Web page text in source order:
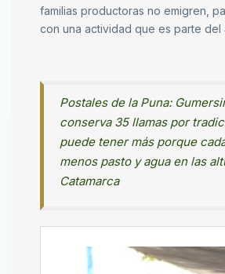
familias productoras no emigren,
con una actividad que es parte del
Postales de la Puna:
conserva 35 llamas por
puede tener más porque
menos pasto y agua en las
Catamarca